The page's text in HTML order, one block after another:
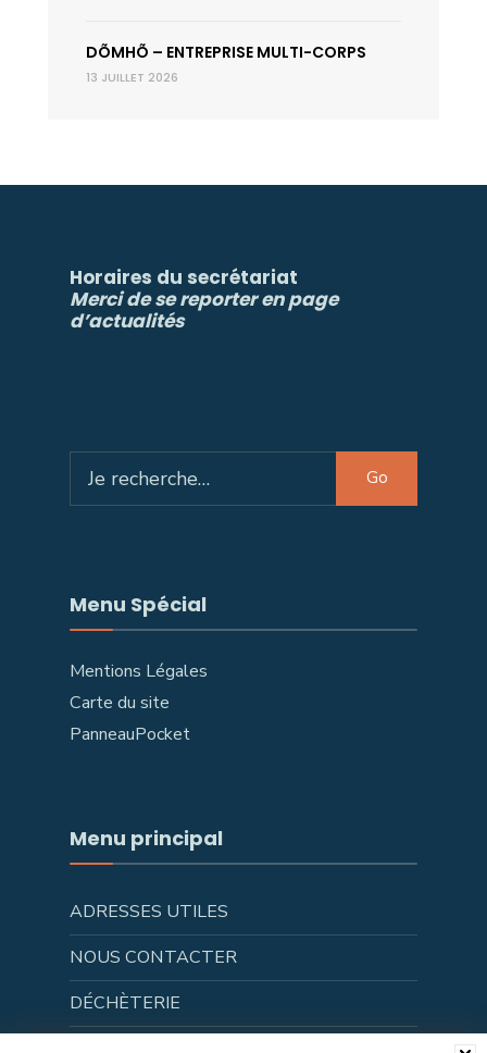
DÕMHÕ – ENTREPRISE MULTI-CORPS
13 JUILLET 2026
Horaires du secrétariat
Merci de se reporter en page
d’actualités
for:
Go
Menu Spécial
Mentions Légales
Carte du site
PanneauPocket
Menu principal
ADRESSES UTILES
NOUS CONTACTER
DÉCHÈTERIE